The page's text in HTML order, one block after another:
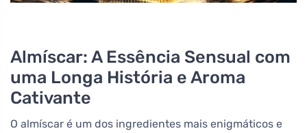
Almíscar: A Essência Sensual com
uma Longa História e Aroma
Cativante
O almíscar é um dos ingredientes mais enigmáticos e